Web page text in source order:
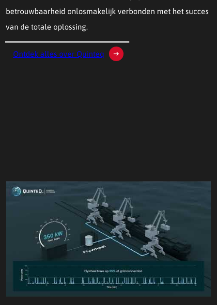
betrouwbaarheid onlosmakelijk verbonden met het succes
van de totale oplossing.
Ontdek alles over Quinteq